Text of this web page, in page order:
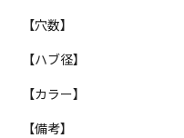
【穴数】
【ハブ径】
【カラー】
【備考】